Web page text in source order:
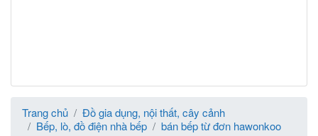
Trang chủ
Đồ gia dụng, nội thất, cây cảnh
Bếp, lò, đồ điện nhà bếp
bán bếp từ đơn hawonkoo